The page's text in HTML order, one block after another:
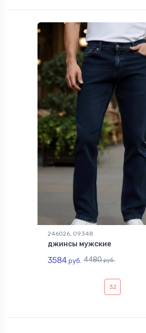
246026, 09348
джинсы мужские
3584 руб. 4480руб.
32